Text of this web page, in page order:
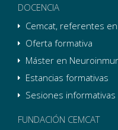
DOCENCIA
Cemcat, referentes
Oferta formativa
Máster en
Estancias formativas
Sesiones informativas
FUNDACIÓN CEMCAT